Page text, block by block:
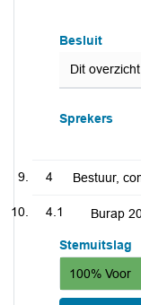
Besluit
Dit
Sprekers
4 Bestuur,
4.1 Burap
Stemuitslag
100% Voor